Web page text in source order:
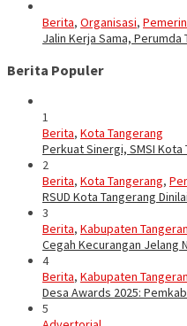
Berita, Organisasi,
Jalin Kerja Sama,
Berita Populer
1
Berita, Kota Tangerang
Perkuat Sinergi, SMSI
2
Berita, Kota Tangerang,
RSUD Kota Tangerang
3
Berita, Kabupaten
Cegah Kecurangan Jelang
4
Berita, Kabupaten
Desa Awards 2025:
5